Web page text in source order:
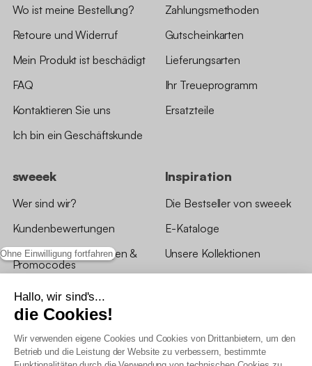
Ohne Einwilligung fortfahren
Hallo, wir sind's...
die Cookies!
Wir verwenden eigene Cookies und Cookies von Drittanbietern, um den
Betrieb und die Leistung der Website zu verbessern, bestimmte
Wo ist meine Bestellung?
Retoure und Widerruf
Mein Produkt ist beschädigt
FAQ
Kontaktieren Sie uns
Ich bin ein Geschäftskunde
Zahlungsmethoden
Gutscheinkarten
Lieferungsarten
Ihr Treueprogramm
Ersatzteile
sweeek
Wer sind wir?
Kundenbewertungen
*Angebotsbedingungen &
Promocodes
Bewertungen von sweeek
Unsere Geschäfte
Inspiration
Die Bestseller von sweeek
E-Kataloge
Unsere Kollektionen